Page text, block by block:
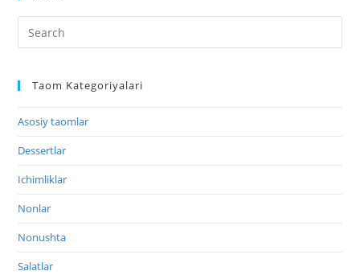
Taom Kategoriyalari
Asosiy taomlar
Dessertlar
Ichimliklar
Nonlar
Nonushta
Salatlar